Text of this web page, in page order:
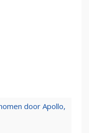
door Apollo,